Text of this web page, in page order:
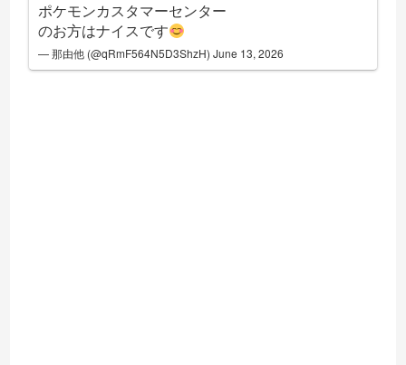
ポケモンカスタマーセンター
のお方はナイスです
— 那由他 (@qRmF564N5D3ShzH)June 13, 2026